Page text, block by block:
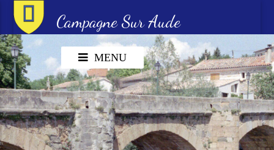
Campagne Sur Aude
MENU